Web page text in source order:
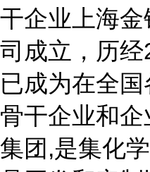
干企业上海
司成立，历
已成为在全
骨干企业和
集团,是集化